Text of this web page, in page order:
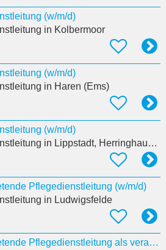
(w/m/d)
in Kolbermoor
(w/m/d)
in Haren (Ems)
(w/m/d)
in Lippstadt, Herringhausen
Pflegedienstleitung (w/m/d)
in Ludwigsfelde
Stellvertretende Pflegedienstleitung als verantwortliche:r Pflegeprozesskoordinator:in (w/m/d)